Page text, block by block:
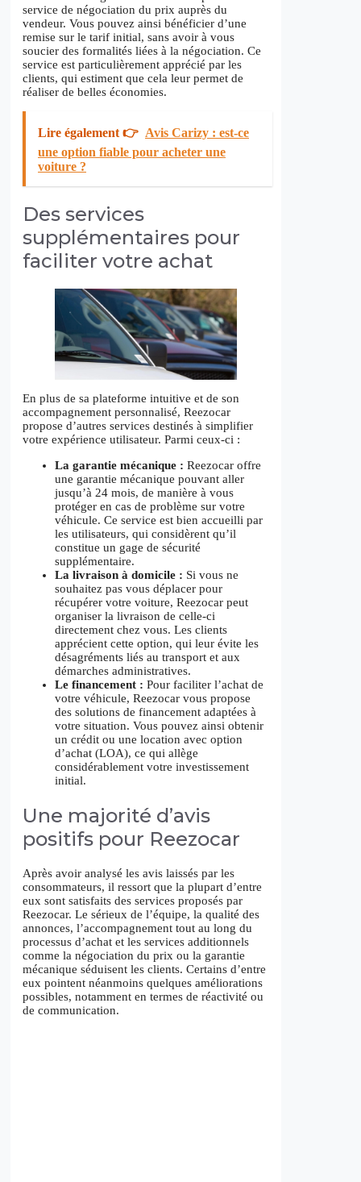
service de négociation du prix auprès du
vendeur. Vous pouvez ainsi bénéficier d’une
remise sur le tarif initial, sans avoir à vous
soucier des formalités liées à la négociation. Ce
service est particulièrement apprécié par les
clients, qui estiment que cela leur permet de
réaliser de belles économies.
Lire également 👉 Avis Carizy : est-ce
une option fiable pour acheter une
voiture ?
Des services
supplémentaires pour
faciliter votre achat
En plus de sa plateforme intuitive et de son
accompagnement personnalisé, Reezocar
propose d’autres services destinés à simplifier
votre expérience utilisateur. Parmi ceux-ci :
La garantie mécanique : Reezocar offre
une garantie mécanique pouvant aller
jusqu’à 24 mois, de manière à vous
protéger en cas de problème sur votre
véhicule. Ce service est bien accueilli par
les utilisateurs, qui considèrent qu’il
constitue un gage de sécurité
supplémentaire.
La livraison à domicile : Si vous ne
souhaitez pas vous déplacer pour
récupérer votre voiture, Reezocar peut
organiser la livraison de celle-ci
directement chez vous. Les clients
apprécient cette option, qui leur évite les
désagréments liés au transport et aux
démarches administratives.
Le financement : Pour faciliter l’achat de
votre véhicule, Reezocar vous propose
des solutions de financement adaptées à
votre situation. Vous pouvez ainsi obtenir
un crédit ou une location avec option
d’achat (LOA), ce qui allège
considérablement votre investissement
initial.
Une majorité d’avis
positifs pour Reezocar
Après avoir analysé les avis laissés par les
consommateurs, il ressort que la plupart d’entre
eux sont satisfaits des services proposés par
Reezocar. Le sérieux de l’équipe, la qualité des
annonces, l’accompagnement tout au long du
processus d’achat et les services additionnels
comme la négociation du prix ou la garantie
mécanique séduisent les clients. Certains d’entre
eux pointent néanmoins quelques améliorations
possibles, notamment en termes de réactivité ou
de communication.